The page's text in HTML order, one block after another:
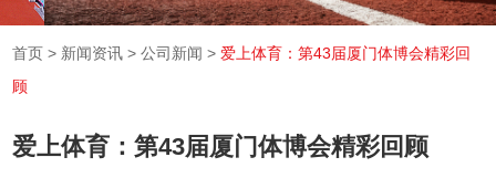
首页 > 新闻资讯 >公司新闻 >爱上体育：第43届厦门体博会精彩回
顾
爱上体育：第43届厦门体博会精彩回顾